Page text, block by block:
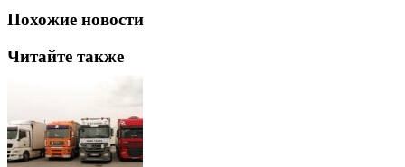
Похожие новости
Читайте также